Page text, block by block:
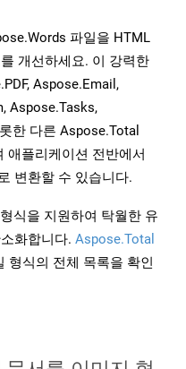
파일을 HTML
개선하세요. 이 강력한
Aspose.Email,
Aspose.Tasks,
한 다른 Aspose.Total
애플리케이션 전반에서
변환할 수 있습니다.
식을 지원하여 탁월한 유
화합니다. Aspose.Total
형식의 전체 목록을 확인